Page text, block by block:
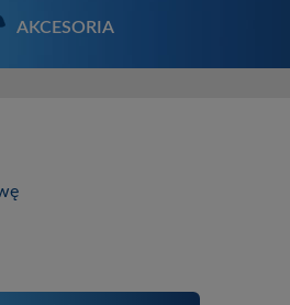
AKCESORIA